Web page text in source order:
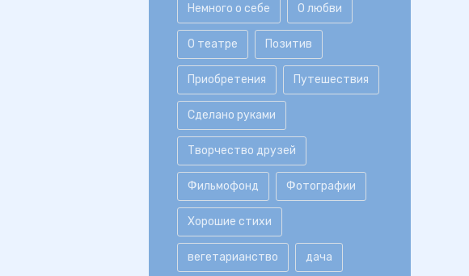
Немного о себе О любви
О театре Позитив
Приобретения Путешествия
Сделано руками
Творчество друзей
Фильмофонд Фотографии
Хорошие стихи
вегетарианство дача